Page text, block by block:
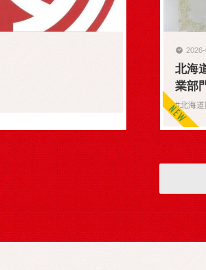
北海
業部
#北海